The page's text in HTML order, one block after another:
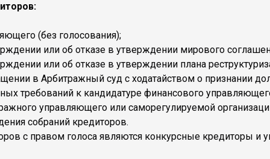
(без голосования);
или об отказе в утверждении мирового
или об отказе в утверждении плана
в Арбитражный суд с ходатайством о признании
требований к кандидатуре финансового
управляющего или саморегулируемой
собраний кредиторов.
с правом голоса являются конкурсные кредиторы